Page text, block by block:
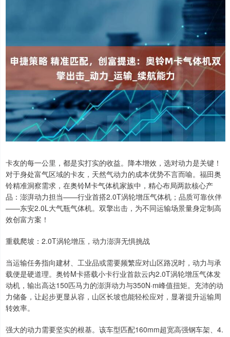
卡友的每一公里，都是实打实的收益。降本增效，选对动力是关键！
对于身处富气区域的卡友，天然气动力的成本优势不言而喻。福田奥
铃精准洞察需求，在奥铃M卡气体机家族中，精心布局两款核心产
品：澎湃动力担当——行业首搭2.0T涡轮增压气体机；品质可靠伙伴
——东安2.0L大气瓶气体机。双擎出击，为不同运输场景量身定制高
效创富方案！
重载爬坡：2.0T涡轮增压，动力澎湃无惧挑战
当运输任务指向建材、工业品或需要频繁应对山区路况时，动力与承
载便是硬道理。奥铃M卡搭载小卡行业首款云内2.0T涡轮增压气体发
动机，输出高达150匹马力的澎湃动力与350N·m峰值扭矩。充沛的动
力储备，让起步更显从容，山区长坡也能轻松应对，显著提升运输周
转效率。
强大的动力需要坚实的根基。该车型匹配160mm超宽高强钢车架、4.